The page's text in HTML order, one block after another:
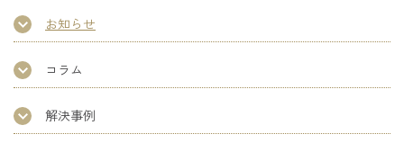
お知らせ
コラム
解決事例